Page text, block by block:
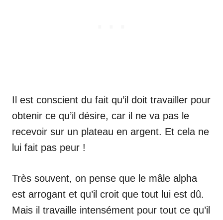
Il est conscient du fait qu’il doit travailler pour
obtenir ce qu’il désire, car il ne va pas le
recevoir sur un plateau en argent. Et cela ne
lui fait pas peur !
Très souvent, on pense que le mâle alpha
est arrogant et qu’il croit que tout lui est dû.
Mais il travaille intensément pour tout ce qu’il